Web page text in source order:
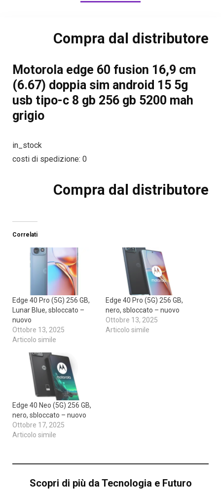
Compra dal distributore
Motorola edge 60 fusion 16,9 cm
(6.67) doppia sim android 15 5g
usb tipo-c 8 gb 256 gb 5200 mah
grigio
in_stock
costi di spedizione: 0
Compra dal distributore
Correlati
Edge 40 Pro (5G) 256 GB,
Lunar Blue, sbloccato –
nuovo
Ottobre 13, 2025
Articolo simile
Edge 40 Pro (5G) 256 GB,
nero, sbloccato – nuovo
Ottobre 13, 2025
Articolo simile
Edge 40 Neo (5G) 256 GB,
nero, sbloccato – nuovo
Ottobre 17, 2025
Articolo simile
Scopri di più da Tecnologia e Futuro